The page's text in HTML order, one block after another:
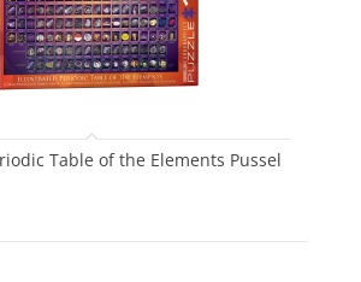
Table of the Elements Pussel